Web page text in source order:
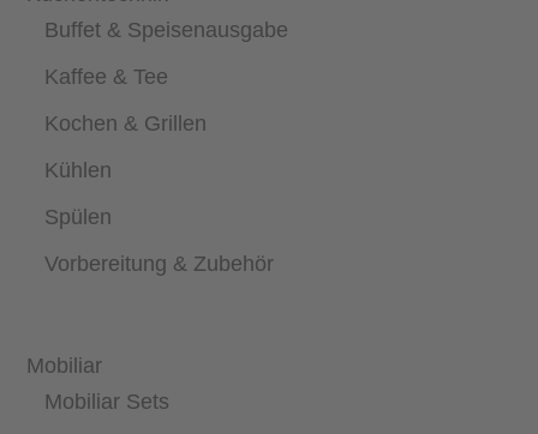
Buffet & Speisenausgabe
Kaffee & Tee
Kochen & Grillen
Kühlen
Spülen
Vorbereitung & Zubehör
Mobiliar
Mobiliar Sets